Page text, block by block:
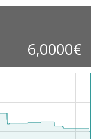
6,0000€